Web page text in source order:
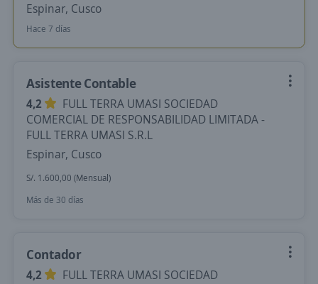
Espinar, Cusco
Hace 7 días
Asistente Contable
4,2
FULL TERRA UMASI SOCIEDAD
COMERCIAL DE RESPONSABILIDAD LIMITADA -
FULL TERRA UMASI S.R.L
Espinar, Cusco
S/. 1.600,00 (Mensual)
Más de 30 días
Contador
4,2
FULL TERRA UMASI SOCIEDAD